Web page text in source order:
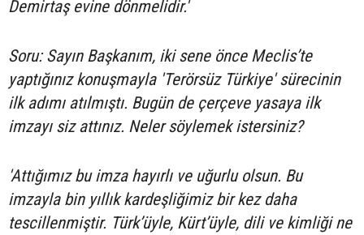
Demirtaş evine dönmelidir.'
Soru: Sayın Başkanım, iki sene önce Meclis’te
yaptığınız konuşmayla 'Terörsüz Türkiye' sürecinin
ilk adımı atılmıştı. Bugün de çerçeve yasaya ilk
imzayı siz attınız. Neler söylemek istersiniz?
'Attığımız bu imza hayırlı ve uğurlu olsun. Bu
imzayla bin yıllık kardeşliğimiz bir kez daha
tescillenmiştir. Türk’üyle, Kürt’üyle, dili ve kimliği ne